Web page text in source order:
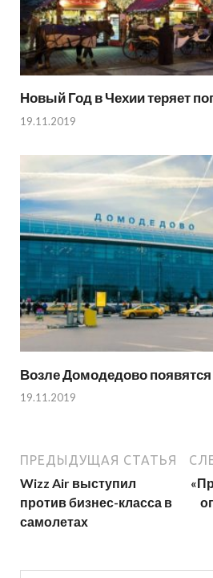
Новый Год в Чехии теряет
19.11.2019
Возле Домодедово
19.11.2019
ПРЕДЫДУЩАЯ СТАТЬЯ
Wizz Air выступил
против бизнес-класса в
самолетах